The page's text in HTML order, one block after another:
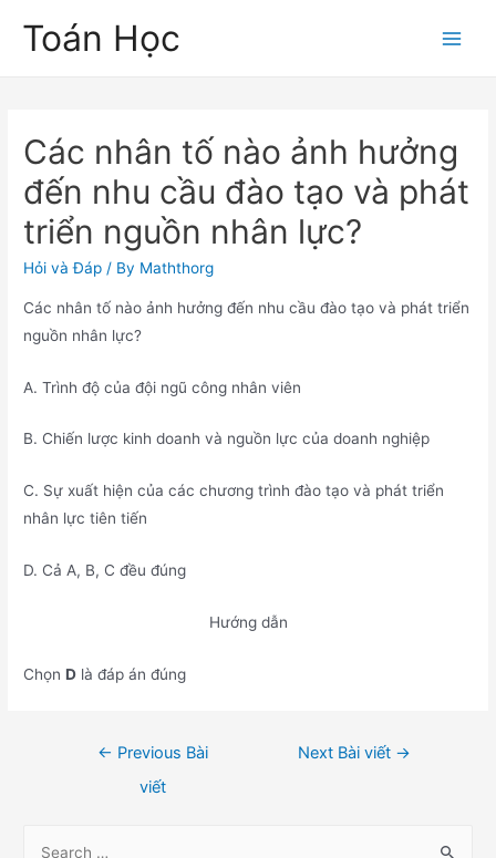
Toán Học
Các nhân tố nào ảnh hưởng
đến nhu cầu đào tạo và phát
triển nguồn nhân lực?
Hỏi và Đáp / By Maththorg
Các nhân tố nào ảnh hưởng đến nhu cầu đào tạo và phát triển
nguồn nhân lực?
A. Trình độ của đội ngũ công nhân viên
B. Chiến lược kinh doanh và nguồn lực của doanh nghiệp
C. Sự xuất hiện của các chương trình đào tạo và phát triển
nhân lực tiên tiến
D. Cả A, B, C đều đúng
Hướng dẫn
ChọnD là đáp án đúng
← Previous Bài
viết
Next Bài viết →